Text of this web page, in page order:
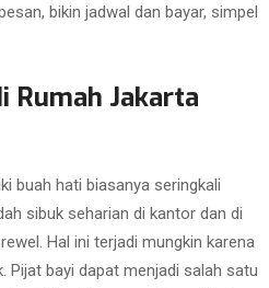
bikin jadwal dan bayar, simpel
Rumah Jakarta
buah hati biasanya seringkali
sibuk seharian di kantor dan di
Hal ini terjadi mungkin karena
Pijat bayi dapat menjadi salah satu